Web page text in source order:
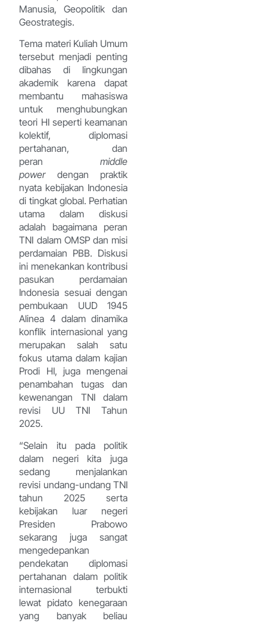
Manusia, Geopolitik dan
Geostrategis.
Tema materi Kuliah Umum
tersebut menjadi penting
dibahas di lingkungan
akademik karena dapat
membantu mahasiswa
untuk menghubungkan
teori HI seperti keamanan
kolektif, diplomasi
pertahanan, dan
peran middle
power dengan praktik
nyata kebijakan Indonesia
di tingkat global. Perhatian
utama dalam diskusi
adalah bagaimana peran
TNI dalam OMSP dan misi
perdamaian PBB. Diskusi
ini menekankan kontribusi
pasukan perdamaian
Indonesia sesuai dengan
pembukaan UUD 1945
Alinea 4 dalam dinamika
konflik internasional yang
merupakan salah satu
fokus utama dalam kajian
Prodi HI, juga mengenai
penambahan tugas dan
kewenangan TNI dalam
revisi UU TNI Tahun
2025.
“Selain itu pada politik
dalam negeri kita juga
sedang menjalankan
revisi undang-undang TNI
tahun 2025 serta
kebijakan luar negeri
Presiden Prabowo
sekarang juga sangat
mengedepankan
pendekatan diplomasi
pertahanan dalam politik
internasional terbukti
lewat pidato kenegaraan
yang banyak beliau